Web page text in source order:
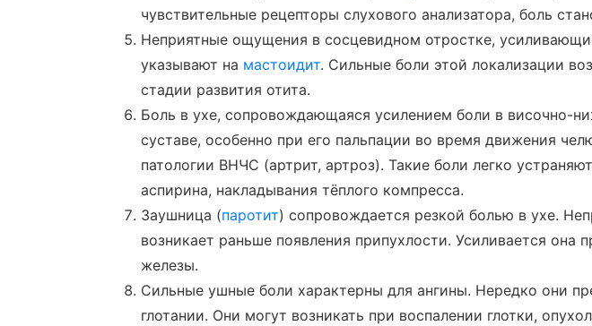
чувствительные рецепторы слухового анализатора, боль
Неприятные ощущения в сосцевидном отростке,
указывают на мастоидит. Сильные боли этой локализации
стадии развития отита.
Боль в ухе, сопровождающаяся усилением боли в височно-
суставе, особенно при его пальпации во время движения
патологии ВНЧС (артрит, артроз). Такие боли легко
аспирина, накладывания тёплого компресса.
Заушница (паротит) сопровождается резкой болью в ухе.
возникает раньше появления припухлости. Усиливается она
железы.
Сильные ушные боли характерны для ангины. Нередко они
глотании. Они могут возникать при воспалении глотки,